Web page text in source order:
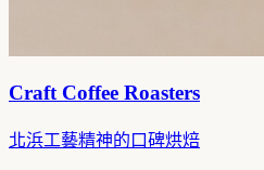
Craft Coffee Roasters
北浜工藝精神的口碑烘焙